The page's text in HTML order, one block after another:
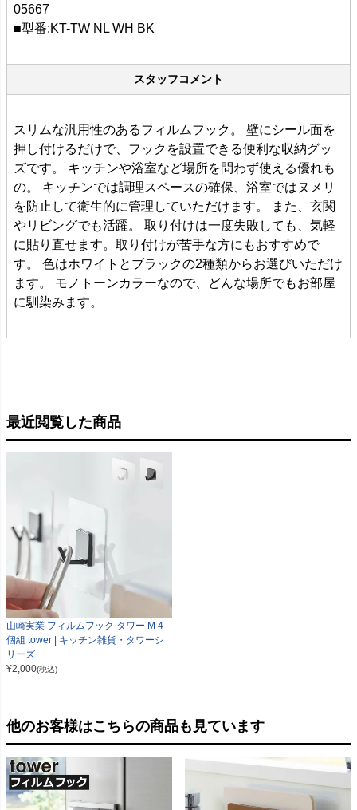
05667
■型番:KT-TW NL WH BK
スタッフコメント
スリムな汎用性のあるフィルムフック。 壁にシール面を
押し付けるだけで、フックを設置できる便利な収納グッ
ズです。 キッチンや浴室など場所を問わず使える優れも
の。 キッチンでは調理スペースの確保、浴室ではヌメリ
を防止して衛生的に管理していただけます。 また、玄関
やリビングでも活躍。 取り付けは一度失敗しても、気軽
に貼り直せます。取り付けが苦手な方にもおすすめで
す。 色はホワイトとブラックの2種類からお選びいただけ
ます。 モノトーンカラーなので、どんな場所でもお部屋
に馴染みます。
最近閲覧した商品
山崎実業 フィルムフック タワー M 4
個組 tower | キッチン雑貨・タワーシ
リーズ
¥2,000(税込)
他のお客様はこちらの商品も見ています